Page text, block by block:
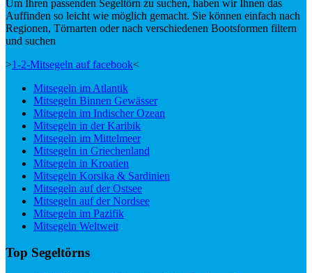
Um Ihren passenden Segeltörn zu suchen, haben wir Ihnen das
Auffinden so leicht wie möglich gemacht. Sie können einfach nach
Regionen, Törnarten oder nach verschiedenen Bootsformen filtern
und suchen
>1-2-Mitsegeln auf facebook<
Mitsegeln im Atlantik
Mitsegeln Binnen Gewässer
Mitsegeln im Indischer Ozean
Mitsegeln in der Karibik
Mitsegeln im Mittelmeer
Mitsegeln in Griechenland
Mitsegeln in Kroatien
Mitsegeln Korsika & Sardinien
Mitsegeln auf der Ostsee
Mitsegeln auf der Nordsee
Mitsegeln im Pazifik
Mitsegeln Weltweit
Top Segeltörns